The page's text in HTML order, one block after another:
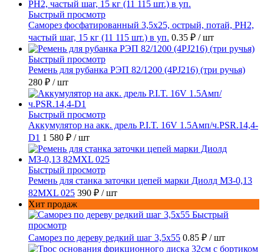
Быстрый просмотр
Саморез фосфатированный 3,5х25, острый, потай, РН2,
частый шаг, 15 кг (11 115 шт.) в уп. 0.35 ₽ / шт
Быстрый просмотр
Ремень для рубанка РЭП 82/1200 (4PJ216) (три ручья)
280 ₽ / шт
Быстрый просмотр
Аккумулятор на акк. дрель P.I.T. 16V 1.5Амп/ч.PSR.14,4-
D1 1 580 ₽ / шт
Быстрый просмотр
Ремень для станка заточки цепей марки Диолд МЗ-0,13
82MXL 025 390 ₽ / шт
Хит продаж
Быстрый
просмотр
Саморез по дереву редкий шаг 3,5х55 0.85 ₽ / шт